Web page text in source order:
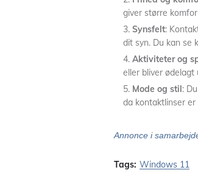
giver større
Synsfelt:
dit syn. Du kan se
Aktiviteter og
eller bliver
Mode og stil:
da kontaktlinser er
Annonce i
Tags: Windows 11